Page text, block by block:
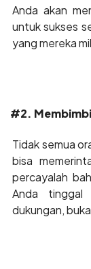
Anda akan
untuk sukses
yang mereka
#2.
Tidak semua
bisa
percayalah
Anda tinggal
dukungan,